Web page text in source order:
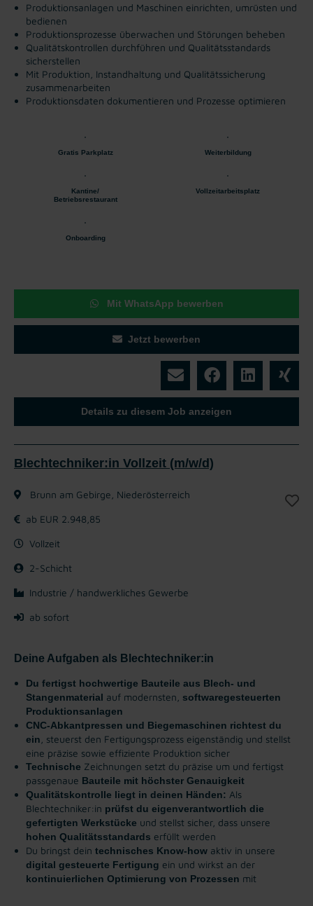
Produktionsanlagen und Maschinen einrichten, umrüsten und
bedienen
Produktionsprozesse überwachen und Störungen beheben
Qualitätskontrollen durchführen und Qualitätsstandards
sicherstellen
Mit Produktion, Instandhaltung und Qualitätssicherung
zusammenarbeiten
Produktionsdaten dokumentieren und Prozesse optimieren
Gratis Parkplatz Weiterbildung
Kantine/
Betriebsrestaurant
Vollzeitarbeitsplatz
Onboarding
Mit WhatsApp bewerben
Jetzt bewerben
Details zu diesem Job anzeigen
Blechtechniker:in Vollzeit (m/w/d)
Brunn am Gebirge, Niederösterreich
ab EUR 2.948,85
Vollzeit
2-Schicht
Industrie / handwerkliches Gewerbe
ab sofort
Deine Aufgaben als Blechtechniker:in
Du fertigst hochwertige Bauteile aus Blech- und
Stangenmaterial auf modernsten, softwaregesteuerten
Produktionsanlagen
CNC-Abkantpressen und Biegemaschinen richtest du
ein , steuerst den Fertigungsprozess eigenständig und stellst
eine präzise sowie effiziente Produktion sicher
Technische Zeichnungen setzt du präzise um und fertigst
passgenaue Bauteile mit höchster Genauigkeit
Qualitätskontrolle liegt in deinen Händen: Als
Blechtechniker:in prüfst du eigenverantwortlich die
gefertigten Werkstücke und stellst sicher, dass unsere
hohen Qualitätsstandards erfüllt werden
Du bringst dein technisches Know-how aktiv in unsere
digital gesteuerte Fertigung ein und wirkst an der
kontinuierlichen Optimierung von Prozessen mit